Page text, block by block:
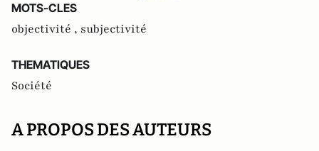
MOTS-CLES
objectivité , subjectivité
THEMATIQUES
Société
A PROPOS DES AUTEURS